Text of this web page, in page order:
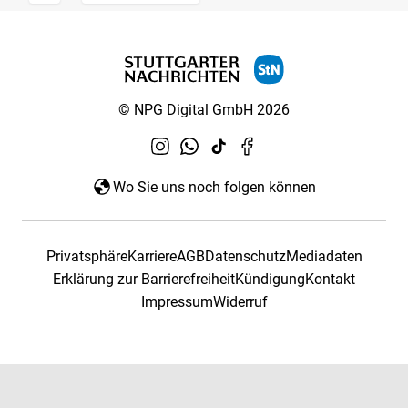
© NPG Digital GmbH 2026
Wo Sie uns noch folgen können
PrivatsphäreKarriereAGBDatenschutzMediadaten
Erklärung zur BarrierefreiheitKündigungKontakt
ImpressumWiderruf